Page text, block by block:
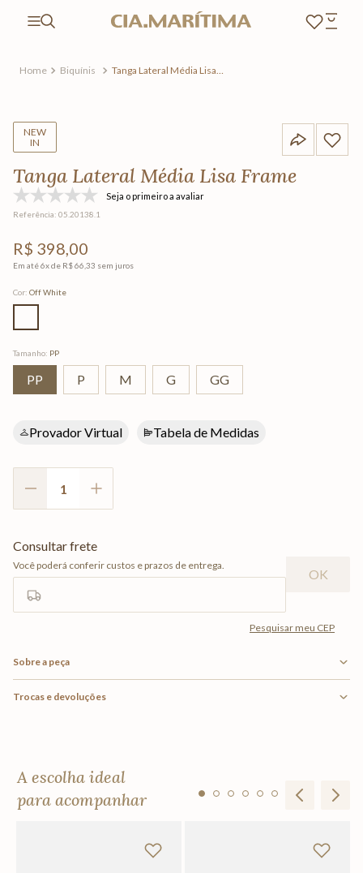
Biquínis
Tanga Lateral Média Lisa
NEW
IN
Tanga Lateral Média Lisa Frame
Seja o primeiro a avaliar
Referência: 05.20138.1
R$ 398,00
Em até6x de R$66 33 sem juros
Cor: Off White
Tamanho: PP
PP P M G GG
Provador Virtual Tabela de Medidas
Sobre a peça
Trocas e devoluções
A escolha ideal
para acompanhar